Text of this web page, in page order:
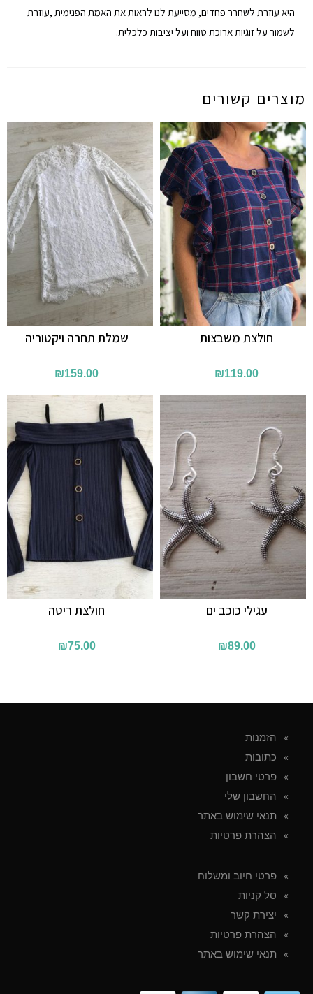
היא עוזרת לשחרר פחדים, מסייעת לנו לראות את האמת הפנימית ,עוזרת
לשמור על זוגיות ארוכת טווח ועל יציבות כלכלית.
מוצרים קשורים
שמלת תחרה ויקטוריה
₪159.00
חולצת משבצות
₪119.00
חולצת ריטה
₪75.00
עגילי כוכב ים
₪89.00
הזמנות
כתובות
פרטי חשבון
החשבון שלי
תנאי שימוש באתר
הצהרת פרטיות
פרטי חיוב ומשלוח
סל קניות
יצירת קשר
הצהרת פרטיות
תנאי שימוש באתר